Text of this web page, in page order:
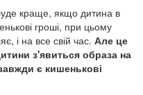
краще, якщо дитина в
гроші, при цьому
і на все свій час. Але це
з'явиться образа на
є кишенькові